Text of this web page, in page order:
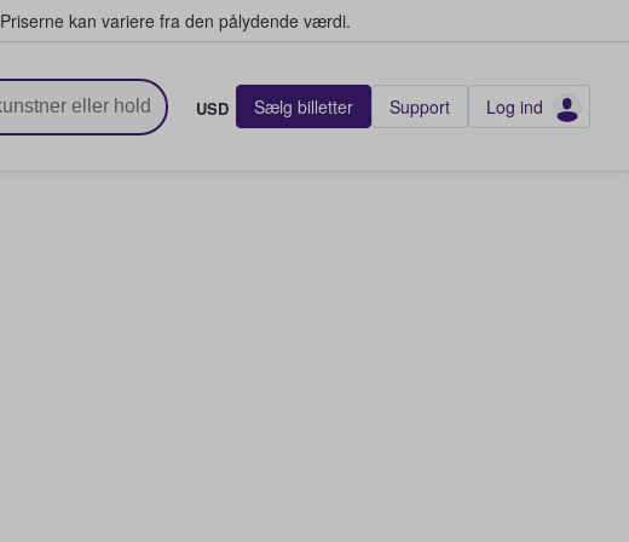
Priserne kan variere fra den pålydende værdi.
USD Sælg billetter Support Log ind